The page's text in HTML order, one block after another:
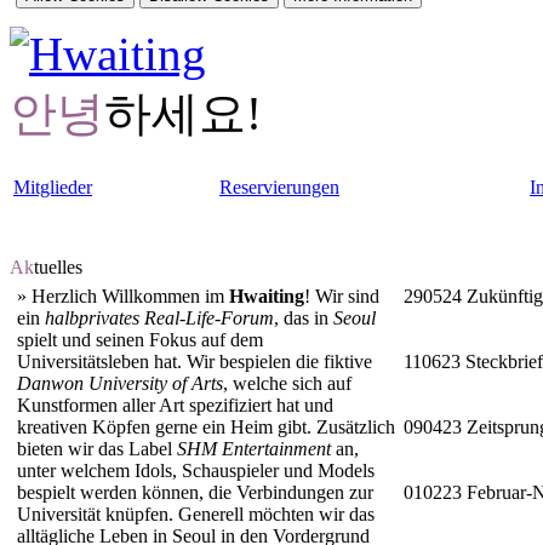
안녕하세요!
Mitglieder Reservierungen
Aktuelles
» Herzlich Willkommen im Hwaiting! Wir sind
ein halbprivates Real-Life-Forum, das in Seoul
spielt und seinen Fokus auf dem
Universitätsleben hat. Wir bespielen die fiktive
Danwon University of Arts, welche sich auf
Kunstformen aller Art spezifiziert hat und
kreativen Köpfen gerne ein Heim gibt. Zusätzlich
bieten wir das Label SHM Entertainmentan,
unter welchem Idols, Schauspieler und Models
bespielt werden können, die Verbindungen zur
Universität knüpfen. Generell möchten wir das
alltägliche Leben in Seoul in den Vordergrund
290524
110623
090423
010223 Februar-